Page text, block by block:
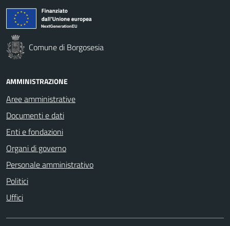
Comune di Borgosesia
AMMINISTRAZIONE
Aree amministrative
Documenti e dati
Enti e fondazioni
Organi di governo
Personale amministrativo
Politici
Uffici